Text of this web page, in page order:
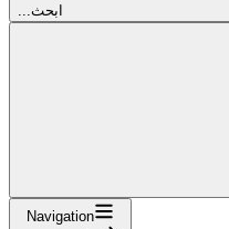
...ابحث
Navigation